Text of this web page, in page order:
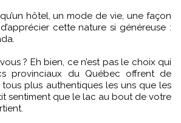
hôtel, un mode de vie, une façon
cette nature si généreuse :
? Eh bien, ce n’est pas le choix qui
provinciaux du Québec offrent de
plus authentiques les uns que les
sentiment que le lac au bout de votre